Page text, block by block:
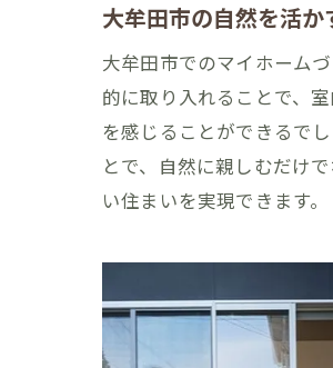
大牟田市の自然を活
大牟田市でのマイホーム
的に取り入れることで、
を感じることができるで
とで、自然に親しむだけ
い住まいを実現できます。